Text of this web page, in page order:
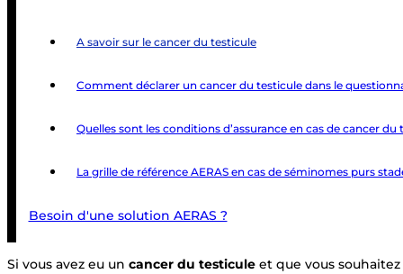
A savoir sur le cancer du testicule
Comment déclarer un cancer du testicule dans le
Quelles sont les conditions d’assurance en cas de cancer du
La grille de référence AERAS en cas de séminomes purs
Besoin d'une solution AERAS ?
Si vous avez eu un cancer du testicule et que vous souhaitez